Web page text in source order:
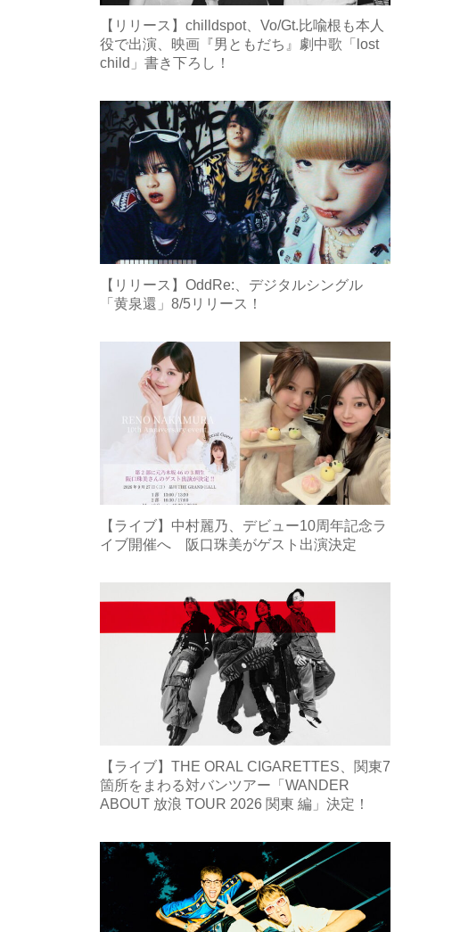
【リリース】chilldspot、Vo/Gt.比喩根も本人
役で出演、映画『男ともだち』劇中歌「lost
child」書き下ろし！
【リリース】OddRe:、デジタルシングル
「黄泉還」8/5リリース！
【ライブ】中村麗乃、デビュー10周年記念ラ
イブ開催へ 阪口珠美がゲスト出演決定
【ライブ】THE ORAL CIGARETTES、関東7
箇所をまわる対バンツアー「WANDER
ABOUT 放浪 TOUR 2026 関東 編」決定！